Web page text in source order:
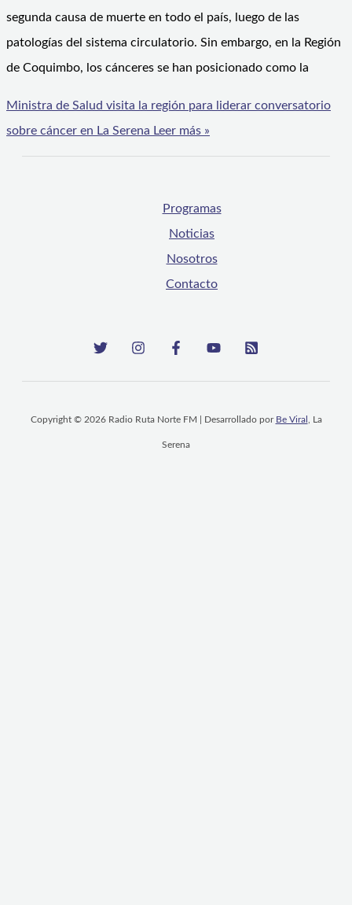
segunda causa de muerte en todo el país, luego de las
patologías del sistema circulatorio. Sin embargo, en la Región
de Coquimbo, los cánceres se han posicionado como la
Ministra de Salud visita la región para liderar conversatorio
sobre cáncer en La Serena Leer más »
Programas
Noticias
Nosotros
Contacto
Copyright © 2026 Radio Ruta Norte FM | Desarrollado por Be Viral , La
Serena